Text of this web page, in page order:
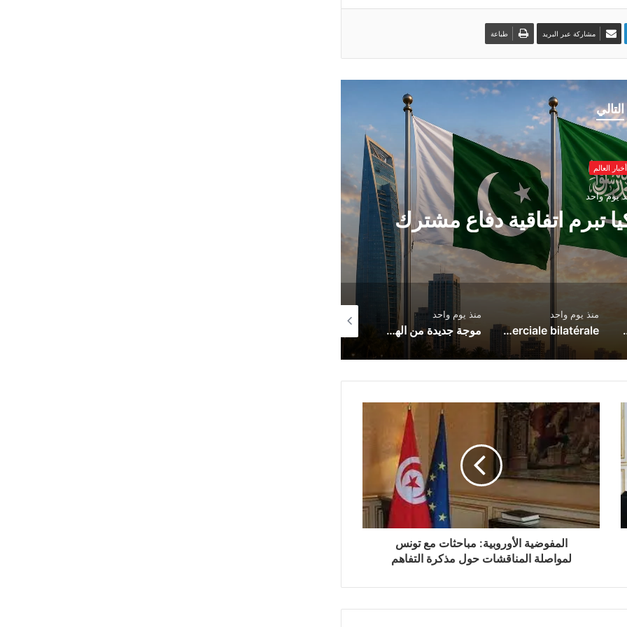
مشاركة عبر البريد طباعة
التالي
أخبار العالم
يوم واحد
تبرم اتفاقية دفاع مشترك
Zionist Drone Attack
منذ يوم واحد
Le nouvel accord de partenariat touristique entre l’Espagne et la Tunisie : un catalyseur de la coopération économique et de l’intégration commerciale bilatérale
منذ يوم واحد
موجة جديدة من الهجمات الأوكرانية تضرب العمق الروسي.. حريق ضخم في يكاترينبورغ وإسقاط مئات المسيّرات
المفوضية الأوروبية: مباحثات مع تونس
لمواصلة المناقشات حول مذكرة التفاهم